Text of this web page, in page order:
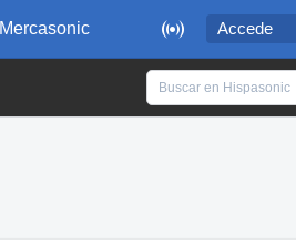
 Accede
Mercasonic